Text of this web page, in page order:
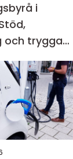
i
och trygga
tid